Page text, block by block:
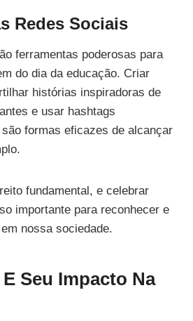
Redes Sociais
ferramentas poderosas para
do dia da educação. Criar
histórias inspiradoras de
e usar hashtags
formas eficazes de alcançar
fundamental, e celebrar
importante para reconhecer e
nossa sociedade.
Seu Impacto Na